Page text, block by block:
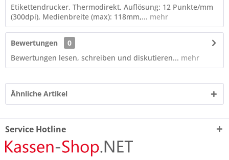
Etikettendrucker, Thermodirekt, Auflösung: 12 Punkte/mm
(300dpi), Medienbreite (max): 118mm,... mehr
Bewertungen
0
Bewertungen lesen, schreiben und diskutieren... mehr
Ähnliche Artikel
Service Hotline